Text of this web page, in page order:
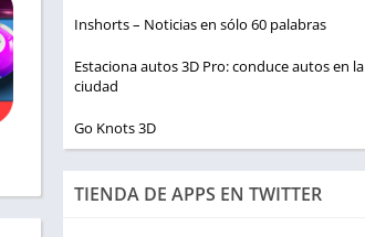
Inshorts – Noticias en sólo 60 palabras
Estaciona autos 3D Pro: conduce autos en la
ciudad
Go Knots 3D
TIENDA DE APPS EN TWITTER